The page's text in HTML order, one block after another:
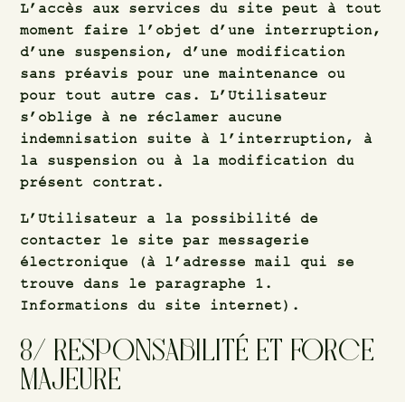
L’accès aux services du site peut à tout
moment faire l’objet d’une interruption,
d’une suspension, d’une modification
sans préavis pour une maintenance ou
pour tout autre cas. L’Utilisateur
s’oblige à ne réclamer aucune
indemnisation suite à l’interruption, à
la suspension ou à la modification du
présent contrat.
L’Utilisateur a la possibilité de
contacter le site par messagerie
électronique (à l’adresse mail qui se
trouve dans le paragraphe 1.
Informations du site internet).
8/ RESPONSABILITÉ ET FORCE
MAJEURE